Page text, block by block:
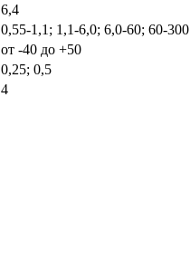
6,4
0,55-1,1; 1,1-6,0; 6,0-60; 60-300
от -40 до +50
0,25; 0,5
4